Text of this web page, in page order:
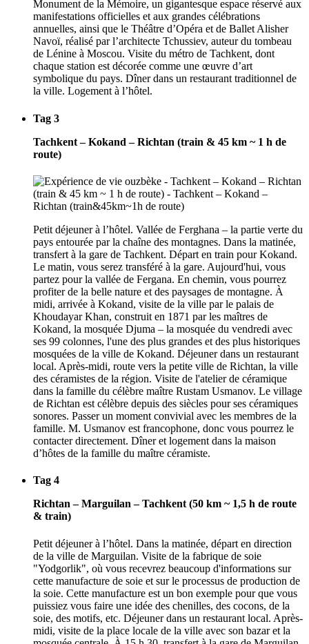
Monument de la Mémoire, un gigantesque espace réservé aux
manifestations officielles et aux grandes célébrations
annuelles, ainsi que le Théâtre d’Opéra et de Ballet Alisher
Navoï, réalisé par l’architecte Tchussiev, auteur du tombeau
de Lénine à Moscou. Visite du métro de Tachkent, dont
chaque station est décorée comme une œuvre d’art
symbolique du pays. Dîner dans un restaurant traditionnel de
la ville. Logement à l’hôtel.
Tag 3
Tachkent – Kokand – Richtan (train & 45 km ~ 1 h de
route)
Petit déjeuner à l’hôtel. Vallée de Ferghana – la partie verte du
pays entourée par la chaîne des montagnes. Dans la matinée,
transfert à la gare de Tachkent. Départ en train pour Kokand.
Le matin, vous serez transféré à la gare. Aujourd'hui, vous
partez pour la vallée de Fergana. En chemin, vous pourrez
profiter de la belle nature et des paysages de montagne. À
midi, arrivée à Kokand, visite de la ville par le palais de
Khoudayar Khan, construit en 1871 par les maîtres de
Kokand, la mosquée Djuma – la mosquée du vendredi avec
ses 99 colonnes, l'une des plus grandes et des plus historiques
mosquées de la ville de Kokand. Déjeuner dans un restaurant
local. Après-midi, route vers la petite ville de Richtan, la ville
des céramistes de la région. Visite de l'atelier de céramique
dans la famille du célèbre maître Rustam Usmanov. Le village
de Richtan est célèbre depuis des siècles pour ses céramiques
sonores. Passer un moment convivial avec les membres de la
famille. M. Usmanov est francophone, donc vous pourrez le
contacter directement. Dîner et logement dans la maison
d’hôtes de la famille du maître céramiste.
Tag 4
Richtan – Marguilan – Tachkent (50 km ~ 1,5 h de route
& train)
Petit déjeuner à l’hôtel. Dans la matinée, départ en direction
de la ville de Marguilan. Visite de la fabrique de soie
"Yodgorlik", où vous recevrez beaucoup d'informations sur
cette manufacture de soie et sur le processus de production de
la soie. Cette manufacture est un bon exemple pour que vous
puissiez vous faire une idée des chenilles, des cocons, de la
soie, des motifs, etc. Déjeuner dans un restaurant local. Après-
midi, visite de la place locale de la ville avec son bazar et la